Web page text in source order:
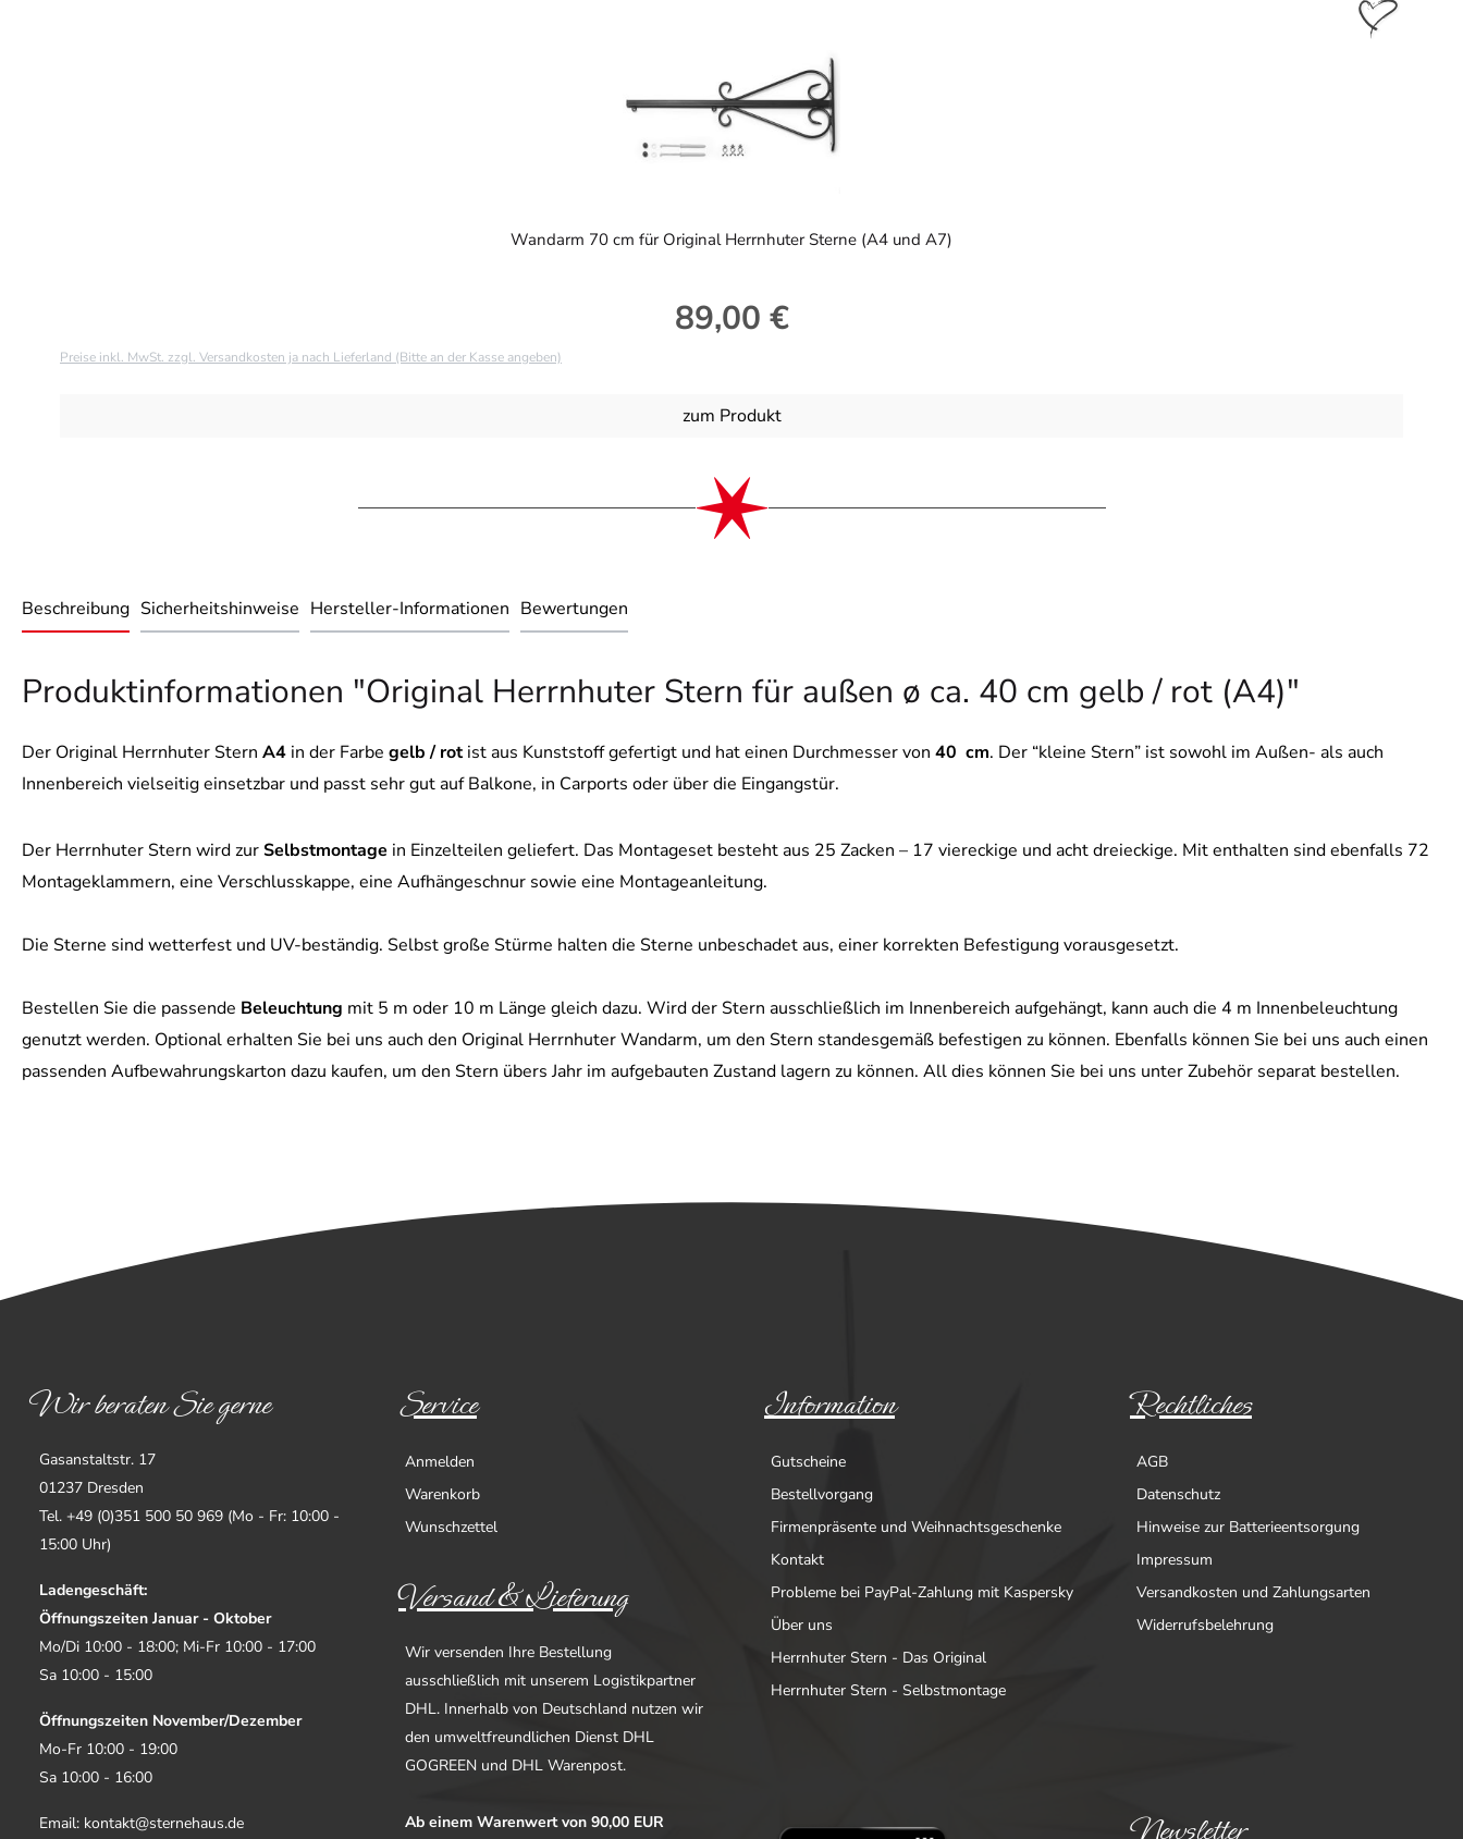
Wandarm 70 cm für Original Herrnhuter Sterne (A4 und A7)
Regulärer Preis:
89,00 €
Preise inkl. MwSt. zzgl. Versandkosten ja nach Lieferland (Bitte an der Kasse angeben)
zum Produkt
Beschreibung Sicherheitshinweise Hersteller-Informationen Bewertungen
Produktinformationen "Original Herrnhuter Stern für außen ø ca. 40 cm gelb / rot (A4)"
Der Original Herrnhuter Stern A4 in der Farbe gelb / rotist aus Kunststoff gefertigt und hat einen Durchmesser von 40 cm. Der “kleine Stern” ist sowohl im Außen- als auch
Innenbereich vielseitig einsetzbar und passt sehr gut auf Balkone, in Carports oder über die Eingangstür.
Der Herrnhuter Stern wird zurSelbstmontage in Einzelteilen geliefert. Das Montageset besteht aus 25 Zacken – 17 viereckige und acht dreieckige. Mit enthalten sind ebenfalls 72
Montageklammern, eine Verschlusskappe, eine Aufhängeschnur sowie eine Montageanleitung.
Die Sterne sind wetterfest und UV-beständig. Selbst große Stürme halten die Sterne unbeschadet aus, einer korrekten Befestigung vorausgesetzt.
Bestellen Sie die passende Beleuchtung mit 5 m oder 10 m Länge gleich dazu. Wird der Stern ausschließlich im Innenbereich aufgehängt, kann auch die 4 m Innenbeleuchtung
genutzt werden. Optional erhalten Sie bei uns auch den Original Herrnhuter Wandarm, um den Stern standesgemäß befestigen zu können. Ebenfalls können Sie bei uns auch einen
passenden Aufbewahrungskarton dazu kaufen, um den Stern übers Jahr im aufgebauten Zustand lagern zu können. All dies können Sie bei uns unter Zubehör separat bestellen.
Wir beraten Sie gerne
Gasanstaltstr. 17
01237 Dresden
Tel. +49 (0)351 500 50 969 (Mo - Fr: 10:00 -
15:00 Uhr)
Ladengeschäft:
Öffnungszeiten Januar - Oktober
Mo/Di 10:00 - 18:00; Mi-Fr 10:00 - 17:00
Sa 10:00 - 15:00
Öffnungszeiten November/Dezember
Mo-Fr 10:00 - 19:00
Sa 10:00 - 16:00
Email: kontakt@sternehaus.de
Service
Anmelden
Warenkorb
Wunschzettel
Information
Gutscheine
Bestellvorgang
Firmenpräsente und Weihnachtsgeschenke
Kontakt
Probleme bei PayPal-Zahlung mit Kaspersky
Über uns
Herrnhuter Stern - Das Original
Herrnhuter Stern - Selbstmontage
Rechtliches
AGB
Datenschutz
Hinweise zur Batterieentsorgung
Impressum
Versandkosten und Zahlungsarten
Widerrufsbelehrung
Versand & Lieferung
Wir versenden Ihre Bestellung
ausschließlich mit unserem Logistikpartner
DHL. Innerhalb von Deutschland nutzen wir
den umweltfreundlichen Dienst DHL
GOGREEN und DHL Warenpost.
Ab einem Warenwert von 90,00 EUR